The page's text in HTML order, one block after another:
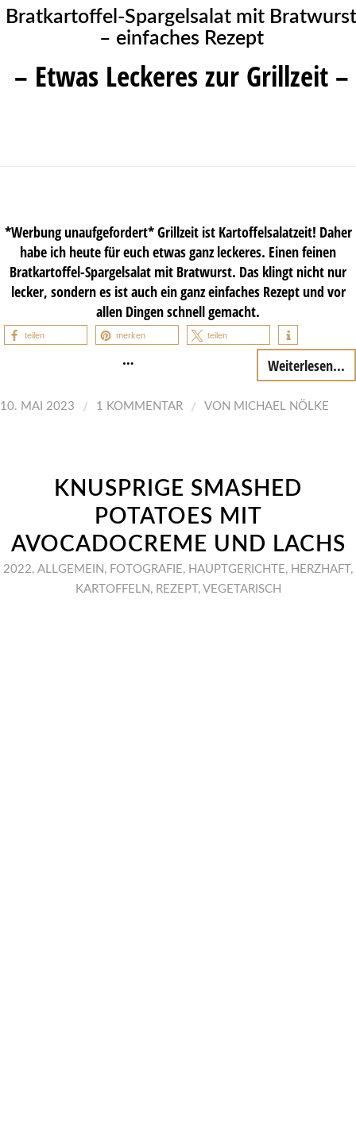
Bratkartoffel-Spargelsalat mit Bratwurst
– einfaches Rezept
– Etwas Leckeres zur Grillzeit –
*Werbung unaufgefordert* Grillzeit ist Kartoffelsalatzeit! Daher
habe ich heute für euch etwas ganz leckeres. Einen feinen
Bratkartoffel-Spargelsalat mit Bratwurst. Das klingt nicht nur
lecker, sondern es ist auch ein ganz einfaches Rezept und vor
allen Dingen schnell gemacht.
teilen merken teilen
… Weiterlesen...
10. MAI 2023 / 1 KOMMENTAR / VON MICHAEL NÖLKE
KNUSPRIGE SMASHED
POTATOES MIT
AVOCADOCREME UND LACHS
2022, ALLGEMEIN , FOTOGRAFIE, HAUPTGERICHTE, HERZHAFT,
KARTOFFELN , REZEPT, VEGETARISCH